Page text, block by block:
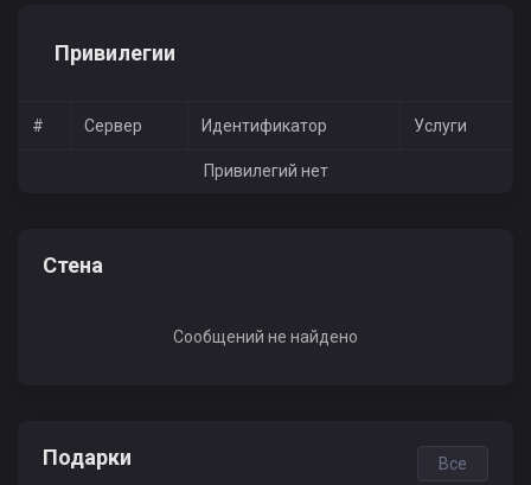
Привилегии
# Сервер Идентификатор Услуги
Привилегий нет
Стена
Сообщений не найдено
Подарки Все